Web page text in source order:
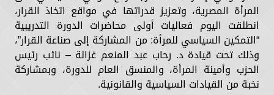
المرأة المصرية، وتعزيز قدراتها في مواقع اتخاذ القرار،
انطلقت اليوم فعاليات أولى محاضرات الدورة التدريبية
“التمكين السياسي للمرأة: من المشاركة إلى صناعة القرار”،
وذلك تحت قيادة د. رحاب عبد المنعم غزالة – نائب رئيس
الحزب وأمينة المرأة، والمنسق العام للدورة، وبمشاركة
نخبة من القيادات السياسية والقانونية.